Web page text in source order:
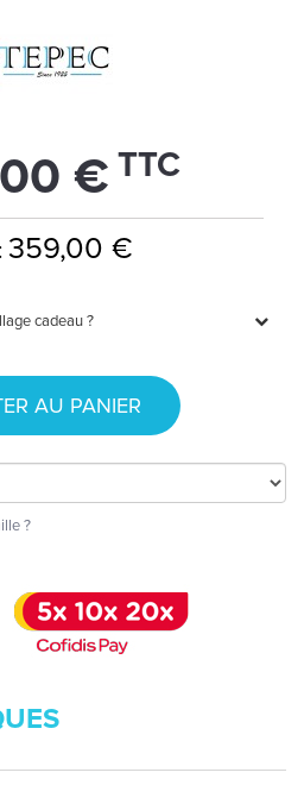
€ TTC
359,00 €
cadeau ?
AU PANIER
?